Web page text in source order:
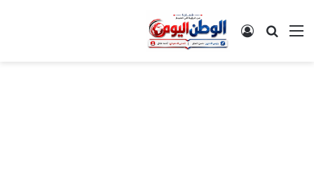
القائمةبحث عن تسجيل الدخول